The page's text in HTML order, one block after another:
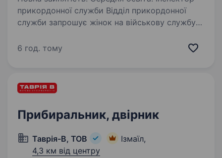
прикордонної служби Відділ прикордонної
служби запрошує жінок на військову службу
прикордонної служби. Основні обов’язки:
6 год. тому
Прибиральник, двірник
Таврія-В, ТОВ
Ізмаїл,
4,3 км від центру